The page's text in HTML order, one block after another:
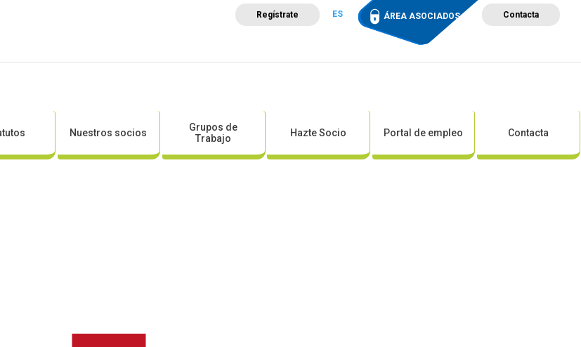
Regístrate ES ÁREA ASOCIADOS Contacta
Campus de Formación
Nuestros socios
Grupos de
Trabajo
Hazte Socio Portal de empleo Contacta